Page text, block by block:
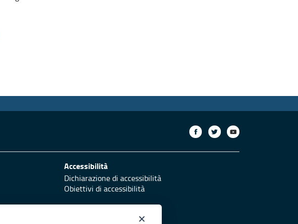
Accessibilità
Dichiarazione di accessibilità
Obiettivi di accessibilità
×